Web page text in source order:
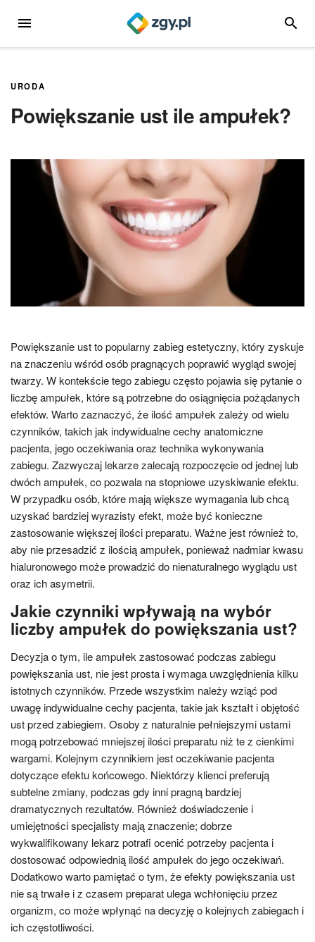
MENU
URODA
Powiększanie ust ile ampułek?
Powiększanie ust to popularny zabieg estetyczny, który zyskuje
na znaczeniu wśród osób pragnących poprawić wygląd swojej
twarzy. W kontekście tego zabiegu często pojawia się pytanie o
liczbę ampułek, które są potrzebne do osiągnięcia pożądanych
efektów. Warto zaznaczyć, że ilość ampułek zależy od wielu
czynników, takich jak indywidualne cechy anatomiczne
pacjenta, jego oczekiwania oraz technika wykonywania
zabiegu. Zazwyczaj lekarze zalecają rozpoczęcie od jednej lub
dwóch ampułek, co pozwala na stopniowe uzyskiwanie efektu.
W przypadku osób, które mają większe wymagania lub chcą
uzyskać bardziej wyrazisty efekt, może być konieczne
zastosowanie większej ilości preparatu. Ważne jest również to,
aby nie przesadzić z ilością ampułek, ponieważ nadmiar kwasu
hialuronowego może prowadzić do nienaturalnego wyglądu ust
oraz ich asymetrii.
Jakie czynniki wpływają na wybór
liczby ampułek do powiększania ust?
Decyzja o tym, ile ampułek zastosować podczas zabiegu
powiększania ust, nie jest prosta i wymaga uwzględnienia kilku
istotnych czynników. Przede wszystkim należy wziąć pod
uwagę indywidualne cechy pacjenta, takie jak kształt i objętość
ust przed zabiegiem. Osoby z naturalnie pełniejszymi ustami
mogą potrzebować mniejszej ilości preparatu niż te z cienkimi
wargami. Kolejnym czynnikiem jest oczekiwanie pacjenta
dotyczące efektu końcowego. Niektórzy klienci preferują
subtelne zmiany, podczas gdy inni pragną bardziej
dramatycznych rezultatów. Również doświadczenie i
umiejętności specjalisty mają znaczenie; dobrze
wykwalifikowany lekarz potrafi ocenić potrzeby pacjenta i
dostosować odpowiednią ilość ampułek do jego oczekiwań.
Dodatkowo warto pamiętać o tym, że efekty powiększania ust
nie są trwałe i z czasem preparat ulega wchłonięciu przez
organizm, co może wpłynąć na decyzję o kolejnych zabiegach i
ich częstotliwości.